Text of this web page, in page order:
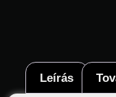
Leírás